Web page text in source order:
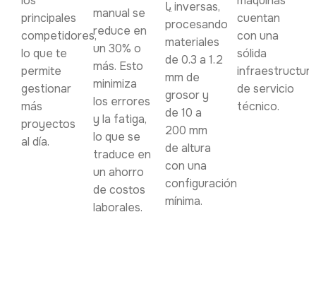
principales
competidores,
lo que te
permite
gestionar
más
proyectos
al día.
manual se
reduce en
un 30% o
más. Esto
minimiza
los errores
y la fatiga,
lo que se
traduce en
un ahorro
de costos
laborales.
یا inversas,
procesando
materiales
de 0.3 a 1.2
mm de
grosor y
de 10 a
200 mm
de altura
con una
configuración
mínima.
cuentan
con una
sólida
infraestructura
de servicio
técnico.